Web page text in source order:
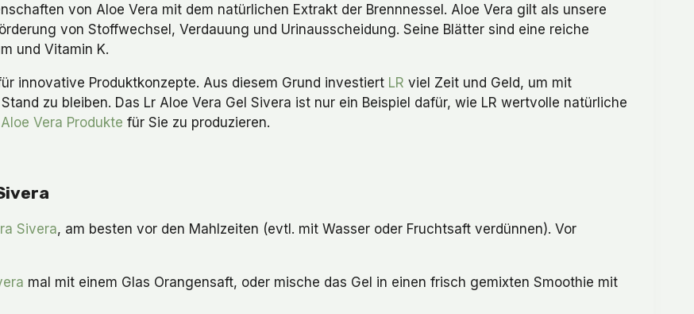
von Aloe Vera mit dem natürlichen Extrakt der Brennnessel. Aloe Vera gilt als unsere
von Stoffwechsel, Verdauung und Urinausscheidung. Seine Blätter sind eine reiche
und Vitamin K.
innovative Produktkonzepte. Aus diesem Grund investiert LR viel Zeit und Geld, um mit
zu bleiben. Das Lr Aloe Vera Gel Sivera ist nur ein Beispiel dafür, wie LR wertvolle natürliche
Aloe Vera Produkte für Sie zu produzieren.
Sivera, am besten vor den Mahlzeiten (evtl. mit Wasser oder Fruchtsaft verdünnen). Vor
mal mit einem Glas Orangensaft, oder mische das Gel in einen frisch gemixten Smoothie mit